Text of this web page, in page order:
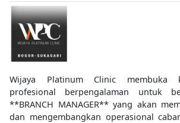
Wijaya Platinum Clinic membuka
profesional berpengalaman untuk
**BRANCH MANAGER** yang akan
dan mengembangkan operasional